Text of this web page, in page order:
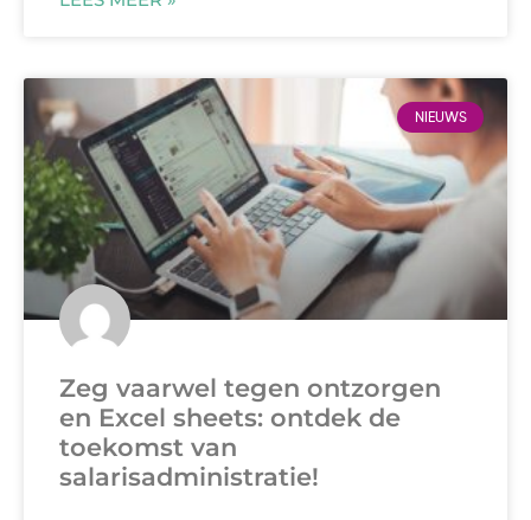
NIEUWS
Zeg vaarwel tegen ontzorgen
en Excel sheets: ontdek de
toekomst van
salarisadministratie!